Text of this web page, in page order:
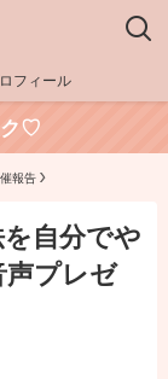
フィール
ク♡
報告
を自分でや
声プレゼ